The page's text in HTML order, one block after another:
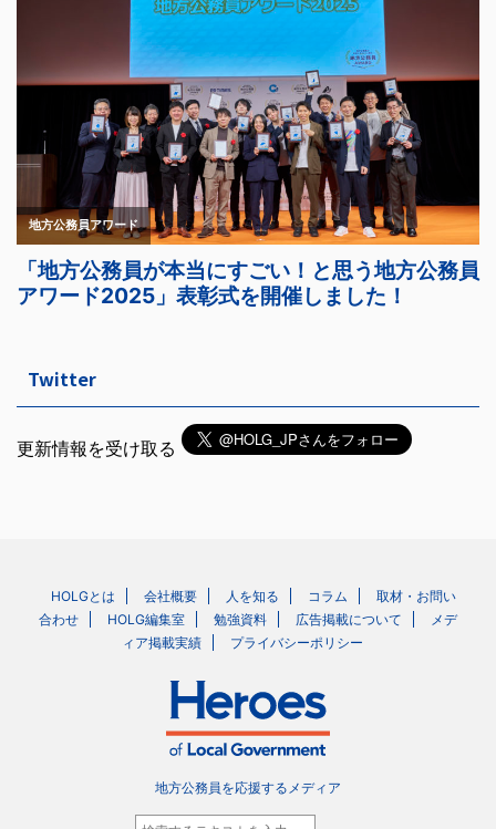
Twitter
更新情報を受け取る
HOLGとは 会社概要 人を知る コラム
取材・お問い
合わせ
HOLG編集室 勉強資料 広告掲載について
メデ
ィア掲載実績
プライバシーポリシー
地方公務員を応援するメディア